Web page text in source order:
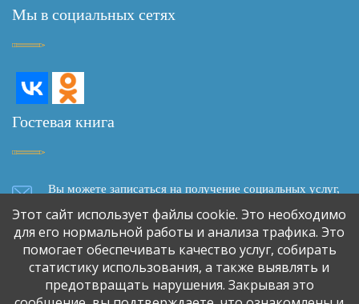
Мы в социальных сетях
Гостевая книга
Вы можете записаться на получение социальных услуг,
задать вопрос, написать отзыв о качестве социального
обслуживания, сделать предложение о сотрудничестве,
используя форму обратной связи
Обратная связь
Этот сайт использует файлы cookie. Это необходимо
для его нормальной работы и анализа трафика. Это
помогает обеспечивать качество услуг, собирать
статистику использования, а также выявлять и
предотвращать нарушения. Закрывая это